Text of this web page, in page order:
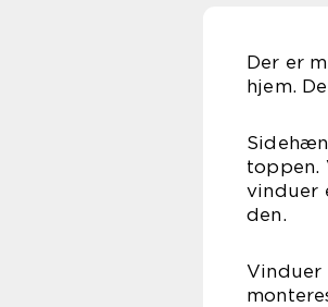
Der er
hjem.
toppen.
vinduer
den.
Vinduer